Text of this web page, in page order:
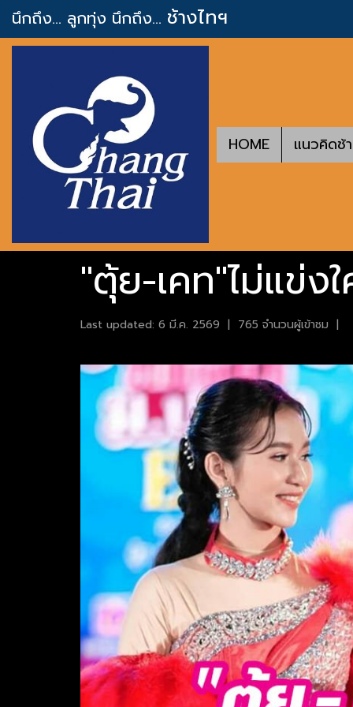
นึกถึง... ลูกทุ่ง นึกถึง... ช้างไทฯ
HOME แนวคิดช้
"ตุ้ย-เคท"ไม่แข่
Last updated: 6 มี.ค. 2569 | 765 จำนวนผู้เข้าชม |